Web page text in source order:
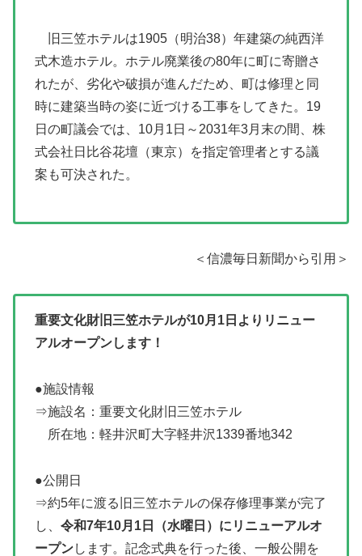
旧三笠ホテルは1905（明治38）年建築の純西洋
式木造ホテル。ホテル廃業後の80年に町に寄贈さ
れたが、劣化や破損が進んだため、町は修理と同
時に建築当時の姿に近づける工事をしてきた。19
日の町議会では、10月1日～2031年3月末の間、株
式会社日比谷花壇（東京）を指定管理者とする議
案も可決された。
＜信濃毎日新聞から引用＞
重要文化財旧三笠ホテルが10月1日よりリニュー
アルオープンします！
●施設情報
⇒施設名：重要文化財旧三笠ホテル
所在地：軽井沢町大字軽井沢1339番地342
●公開日
⇒約5年に渡る旧三笠ホテルの保存修理事業が完了
し、 令和7年10月1日（水曜日）にリニューアルオ
ープンします。記念式典を行った後、一般公開を